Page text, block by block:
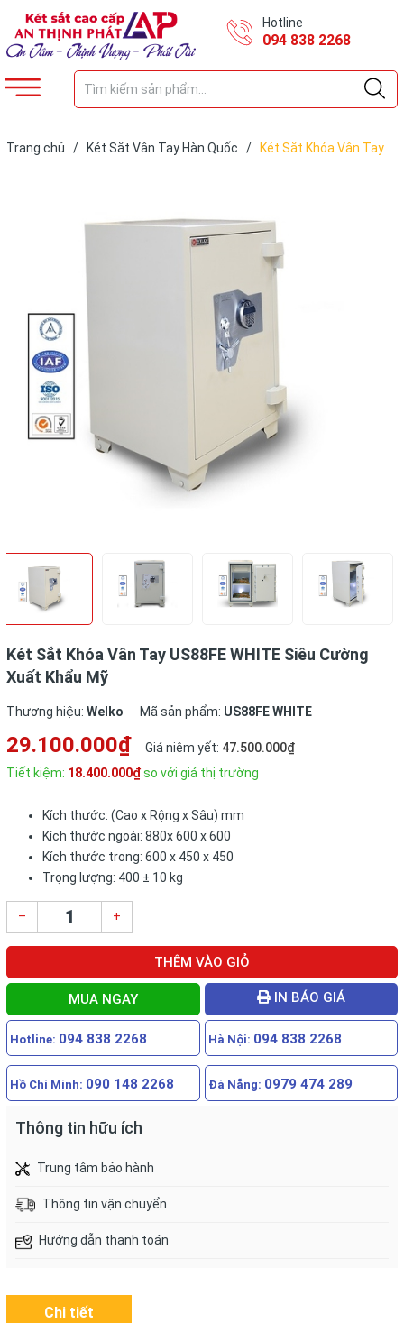
Hotline
094 838 2268
Trang chủ / Két Sắt Vân Tay Hàn Quốc /
Két Sắt Khóa Vân Tay
Két Sắt Khóa Vân Tay US88FE WHITE Siêu Cường
Xuất Khẩu Mỹ
Thương hiệu: Welko Mã sản phẩm: US88FE WHITE
29.100.000₫ Giá niêm yết: 47.500.000₫
Tiết kiệm: 18.400.000₫so với giá thị trường
Kích thước: (Cao x Rộng x Sâu) mm
Kích thước ngoài: 880x 600 x 600
Kích thước trong: 600 x 450 x 450
Trọng lượng: 400 ± 10 kg
– +
THÊM VÀO GIỎ
MUA NGAY IN BÁO GIÁ
Hotline: 094 838 2268 Hà Nội: 094 838 2268
Hồ Chí Minh: 090 148 2268 Đà Nẵng: 0979 474 289
Thông tin hữu ích
Trung tâm bảo hành
Thông tin vận chuyển
Hướng dẫn thanh toán
Chi tiết